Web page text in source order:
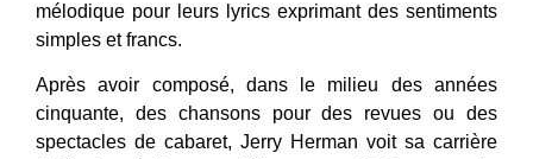
mélodique pour leurs lyrics exprimant des sentiments
simples et francs.
Après avoir composé, dans le milieu des années
cinquante, des chansons pour des revues ou des
spectacles de cabaret, Jerry Herman voit sa carrière